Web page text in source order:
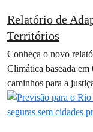
Relatório de
Territórios
Conheça o novo
Climática baseada
caminhos para a